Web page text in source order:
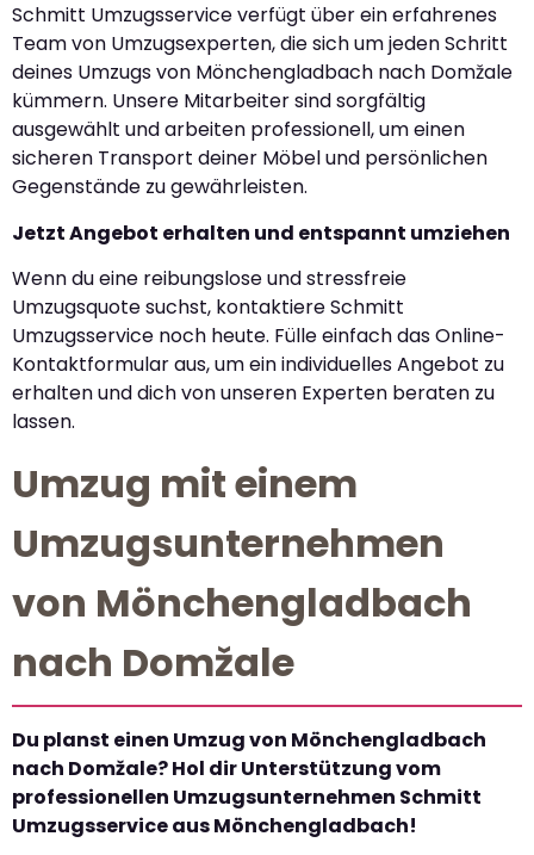
Schmitt Umzugsservice verfügt über ein erfahrenes
Team von Umzugsexperten, die sich um jeden Schritt
deines Umzugs von Mönchengladbach nach Domžale
kümmern. Unsere Mitarbeiter sind sorgfältig
ausgewählt und arbeiten professionell, um einen
sicheren Transport deiner Möbel und persönlichen
Gegenstände zu gewährleisten.
Jetzt Angebot erhalten und entspannt umziehen
Wenn du eine reibungslose und stressfreie
Umzugsquote suchst, kontaktiere Schmitt
Umzugsservice noch heute. Fülle einfach das Online-
Kontaktformular aus, um ein individuelles Angebot zu
erhalten und dich von unseren Experten beraten zu
lassen.
Umzug mit einem
Umzugsunternehmen
von Mönchengladbach
nach Domžale
Du planst einen Umzug von Mönchengladbach
nach Domžale? Hol dir Unterstützung vom
professionellen Umzugsunternehmen Schmitt
Umzugsservice aus Mönchengladbach!